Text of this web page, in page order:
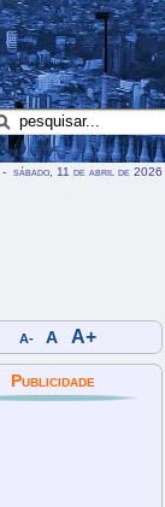
- sábado, 11 de abril de 2026
A- A A+
Publicidade